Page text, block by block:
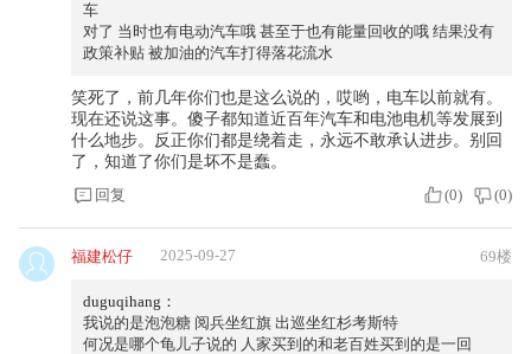
车
对了 当时也有电动汽车哦 甚至于也有能量回收的哦 结果没有
政策补贴 被加油的汽车打得落花流水
笑死了，前几年你们也是这么说的，哎哟，电车以前就有。
现在还说这事。傻子都知道近百年汽车和电池电机等发展到
什么地步。反正你们都是绕着走，永远不敢承认进步。别回
了，知道了你们是坏不是蠢。
回复
(0) (0)
福建松仔 2025-09-27 69楼
duguqihang：
我说的是泡泡糖 阅兵坐红旗 出巡坐红杉考斯特
何况是哪个龟儿子说的 人家买到的和老百姓买到的是一回